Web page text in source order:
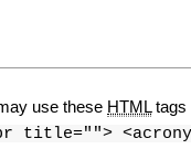
use these HTMLtags
title="">